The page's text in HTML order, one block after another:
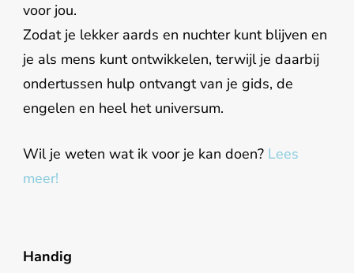
voor jou.
Zodat je lekker aards en nuchter kunt blijven en
je als mens kunt ontwikkelen, terwijl je daarbij
ondertussen hulp ontvangt van je gids, de
engelen en heel het universum.
Wil je weten wat ik voor je kan doen? Lees
meer!
Handig